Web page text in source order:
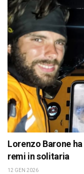
Lorenzo Barone
remi in solitaria
12 GEN 2026